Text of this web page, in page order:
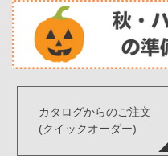
カタログからのご注文
(クイックオーダー)